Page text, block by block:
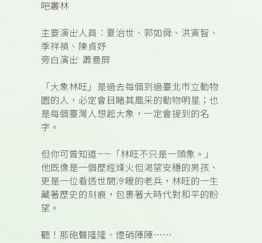
吧叢林
主要演出人員：夏治世、郭如舜、洪寅智、
季祥禎、陳貞妤
旁白演出: 蕭曼屏
「大象林旺」是過去每個到過臺北市立動物
園的人，必定會目睹其風采的動物明星；也
是每個臺灣人想起大象，一定會提到的名
字。
但你可曾知道——「林旺不只是一頭象。」
他既像是一個歷經烽火但渴望安穩的男孩、
更是一位看透世間冷暖的老兵，林旺的一生
藏著歷史的刻痕，包裹著大時代對和平的盼
望。
聽！那砲聲隆隆、煙硝陣陣⋯⋯